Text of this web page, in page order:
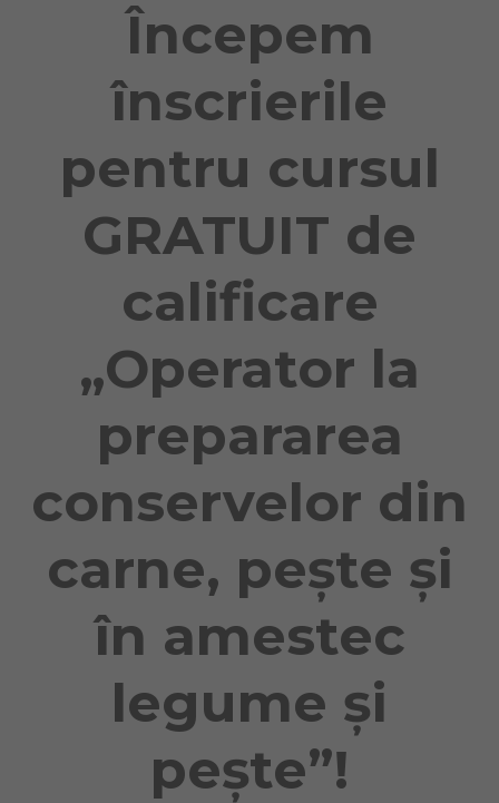
Începem
înscrierile
pentru cursul
GRATUIT de
calificare
„Operator la
prepararea
conservelor din
carne, pește și
în amestec
legume și
pește”!